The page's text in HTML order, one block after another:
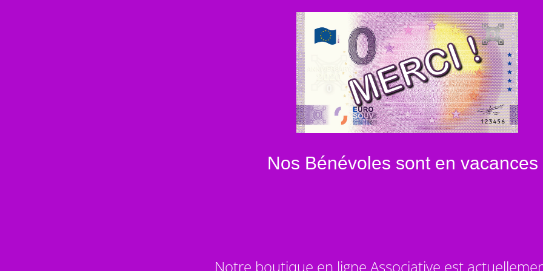
Nos Bénévoles sont en vacances
Notre boutique en ligne Associative est